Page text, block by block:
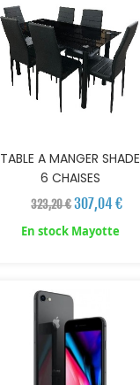
TABLE A MANGER SHADE
6 CHAISES
323,20 €307,04 €
En stock Mayotte